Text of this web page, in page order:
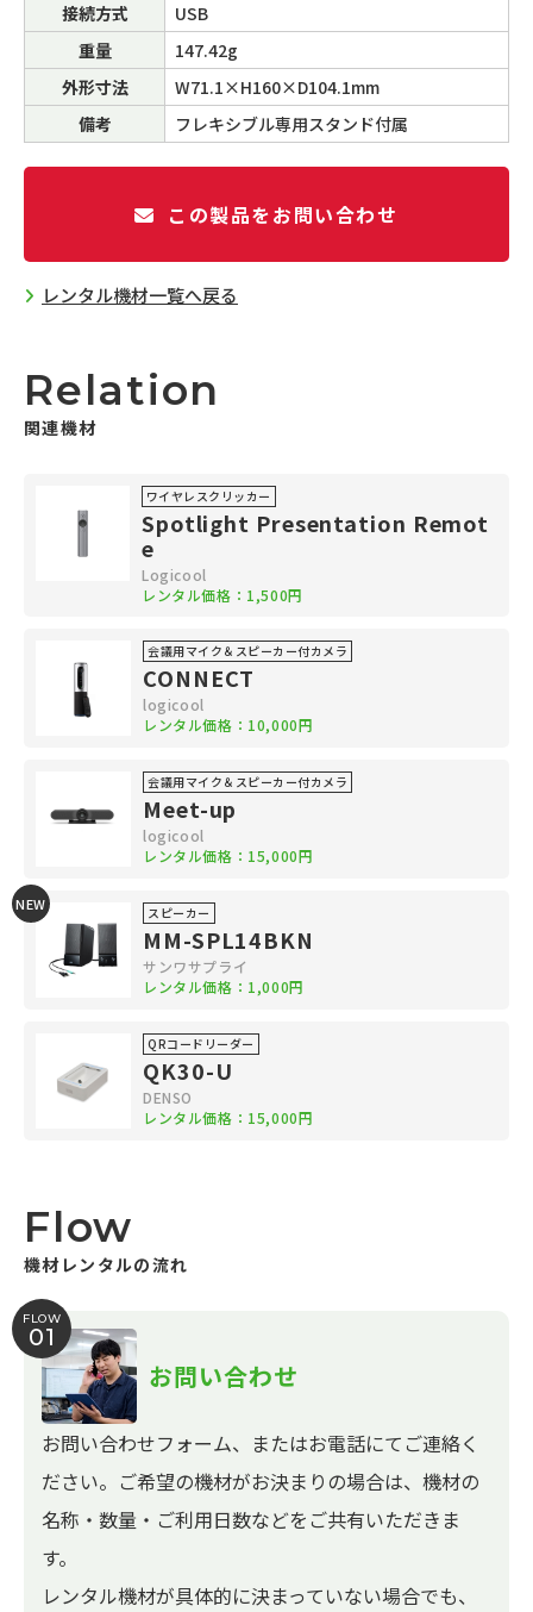
接続方式
USB
重量
147.42g
外形寸法
W71.1×H160×D104.1mm
備考
フレキシブル専用スタンド付属
この製品をお問い合わせ
レンタル機材一覧へ戻る
Relation
関連機材
ワイヤレスクリッカー
Spotlight Presentation Remot
e
Logicool
レンタル価格：1,500円
会議用マイク＆スピーカー付カメラ
CONNECT
logicool
レンタル価格：10,000円
会議用マイク＆スピーカー付カメラ
Meet-up
logicool
レンタル価格：15,000円
NEW スピーカー
MM-SPL14BKN
サンワサプライ
レンタル価格：1,000円
QRコードリーダー
QK30-U
DENSO
レンタル価格：15,000円
Flow
機材レンタルの流れ
FLOW
01
お問い合わせ
お問い合わせフォーム、またはお電話にてご連絡く
ださい。ご希望の機材がお決まりの場合は、機材の
名称・数量・ご利用日数などをご共有いただきま
す。
レンタル機材が具体的に決まっていない場合でも、